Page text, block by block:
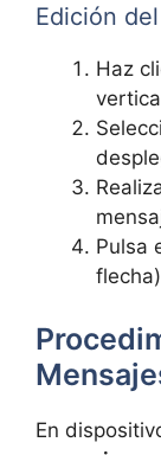
Edición
Haz
Pulsa
En